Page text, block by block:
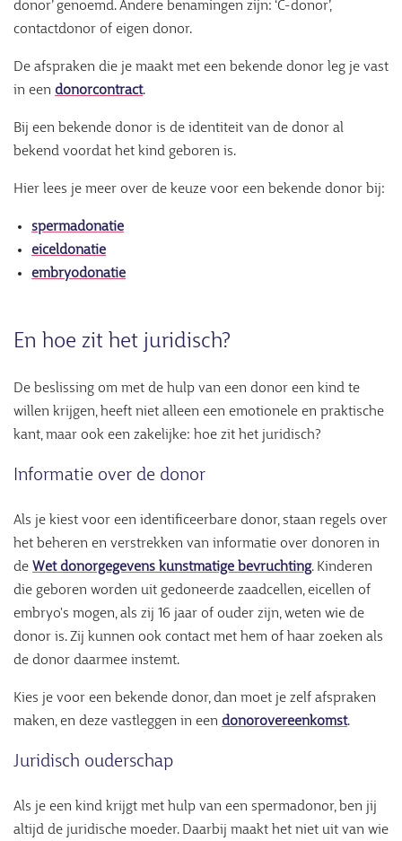
donor’ genoemd. Andere benamingen zijn: ‘C-donor’,
contactdonor of eigen donor.
De afspraken die je maakt met een bekende donor leg je vast
in een donorcontract.
Bij een bekende donor is de identiteit van de donor al
bekend voordat het kind geboren is.
Hier lees je meer over de keuze voor een bekende donor bij:
spermadonatie
eiceldonatie
embryodonatie
En hoe zit het juridisch?
De beslissing om met de hulp van een donor een kind te
willen krijgen, heeft niet alleen een emotionele en praktische
kant, maar ook een zakelijke: hoe zit het juridisch?
Informatie over de donor
Als je kiest voor een identificeerbare donor, staan regels over
het beheren en verstrekken van informatie over donoren in
de Wet donorgegevens kunstmatige bevruchting. Kinderen
die geboren worden uit gedoneerde zaadcellen, eicellen of
embryo's mogen, als zij 16 jaar of ouder zijn, weten wie de
donor is. Zij kunnen ook contact met hem of haar zoeken als
de donor daarmee instemt.
Kies je voor een bekende donor, dan moet je zelf afspraken
maken, en deze vastleggen in een donorovereenkomst.
Juridisch ouderschap
Als je een kind krijgt met hulp van een spermadonor, ben jij
altijd de juridische moeder. Daarbij maakt het niet uit van wie